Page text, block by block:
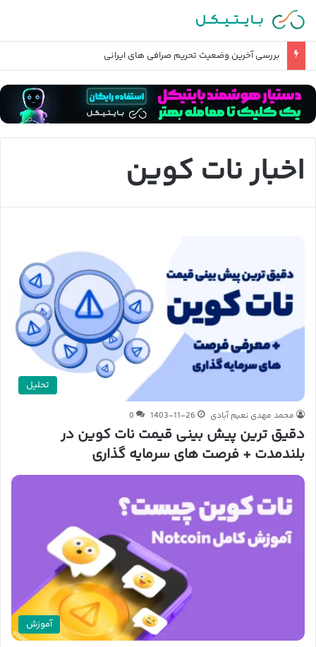
آیا رشد بورس ایران نزدیک است؟ + معرفی جذاب ترین سهم ها
اخبار نات کوین
تحلیل
محمد مهدی نعیم آبادی 1403-11-26
0
دقیق ترین پیش بینی قیمت نات کوین در
بلندمدت + فرصت های سرمایه گذاری
آموزش